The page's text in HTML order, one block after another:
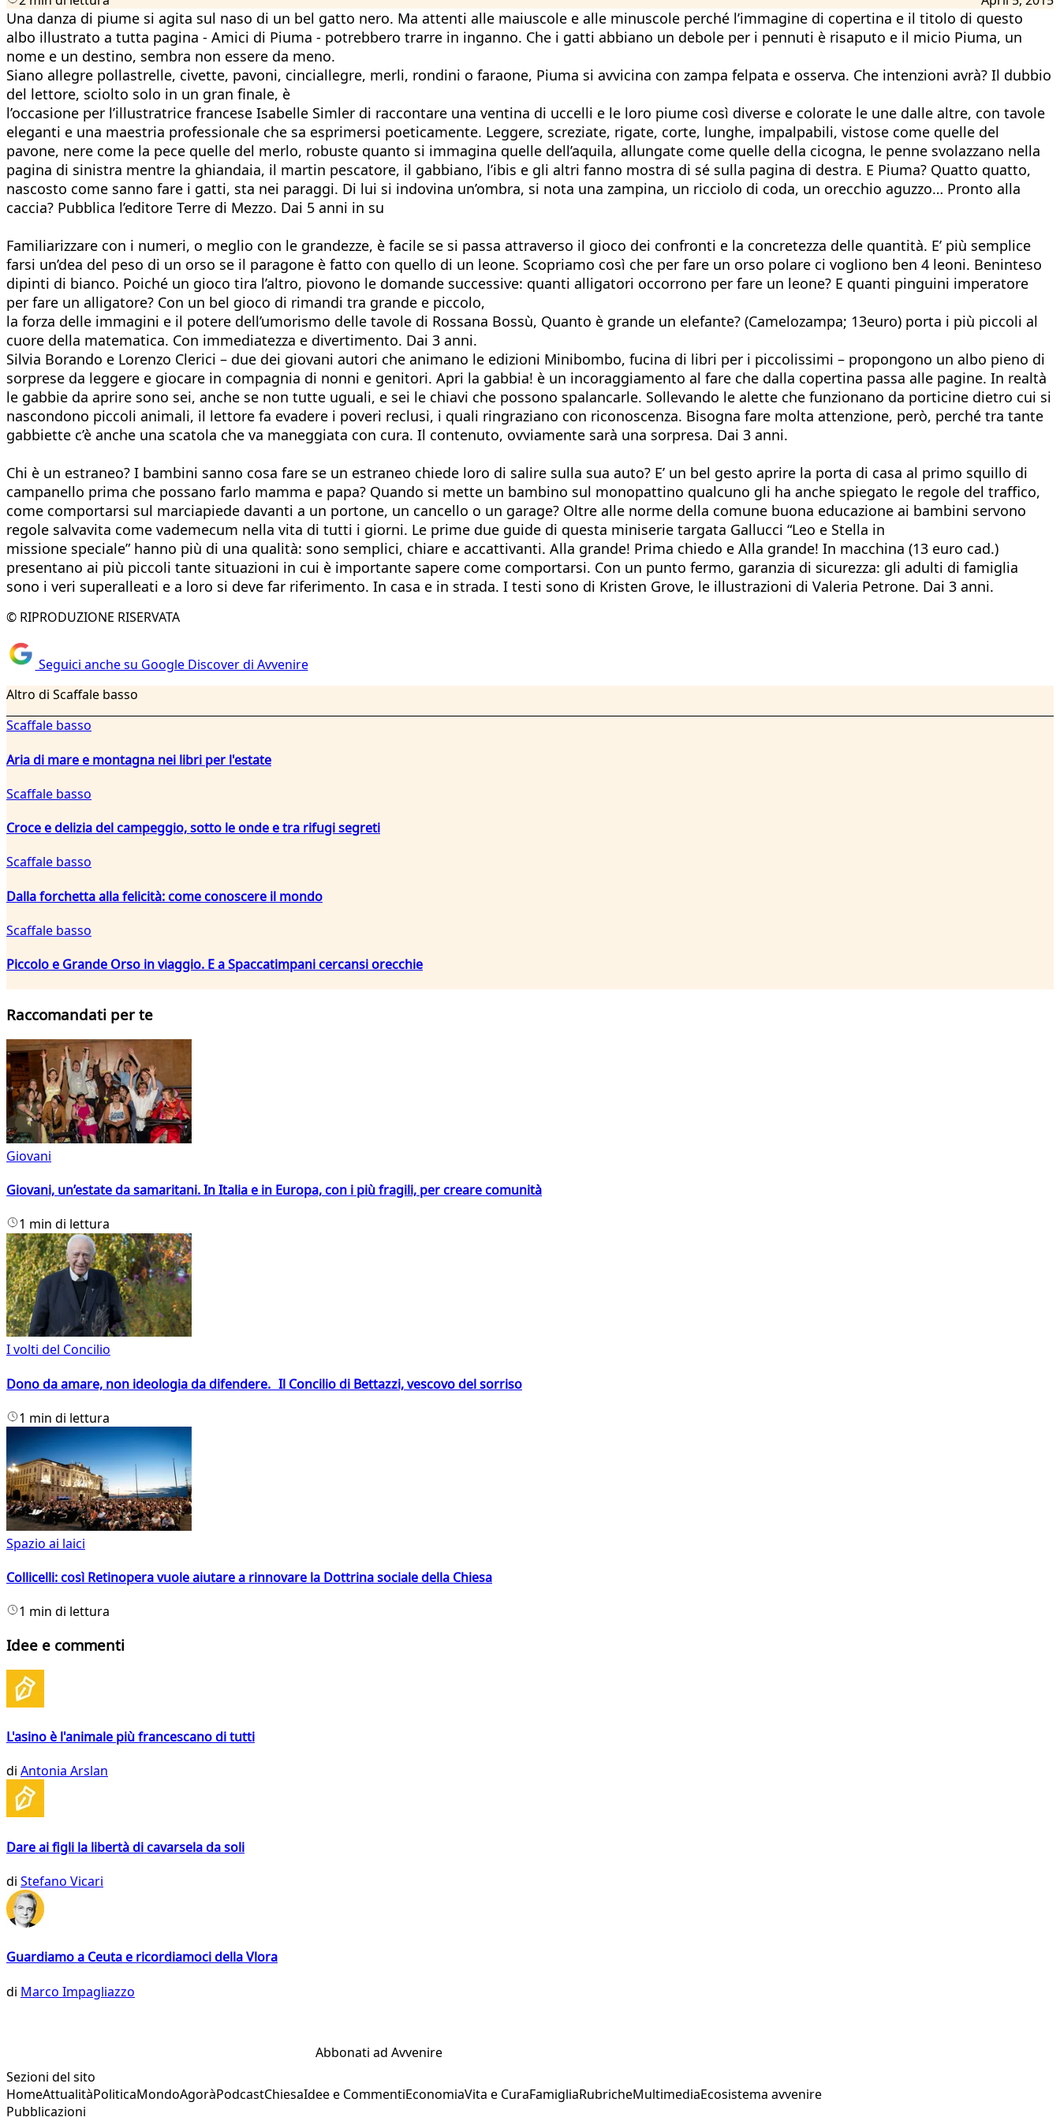
Una danza di piume si agita sul naso di un bel gatto nero. Ma attenti alle maiuscole e alle minuscole perché l’immagine di copertina e il titolo di questo
albo illustrato a tutta pagina - Amici di Piuma - potrebbero trarre in inganno. Che i gatti abbiano un debole per i pennuti è risaputo e il micio Piuma, un
nome e un destino, sembra non essere da meno.
Siano allegre pollastrelle, civette, pavoni, cinciallegre, merli, rondini o faraone, Piuma si avvicina con zampa felpata e osserva. Che intenzioni avrà? Il dubbio
del lettore, sciolto solo in un gran finale, è
l’occasione per l’illustratrice francese Isabelle Simler di raccontare una ventina di uccelli e le loro piume così diverse e colorate le une dalle altre, con tavole
eleganti e una maestria professionale che sa esprimersi poeticamente. Leggere, screziate, rigate, corte, lunghe, impalpabili, vistose come quelle del
pavone, nere come la pece quelle del merlo, robuste quanto si immagina quelle dell’aquila, allungate come quelle della cicogna, le penne svolazzano nella
pagina di sinistra mentre la ghiandaia, il martin pescatore, il gabbiano, l’ibis e gli altri fanno mostra di sé sulla pagina di destra. E Piuma? Quatto quatto,
nascosto come sanno fare i gatti, sta nei paraggi. Di lui si indovina un’ombra, si nota una zampina, un ricciolo di coda, un orecchio aguzzo… Pronto alla
caccia? Pubblica l’editore Terre di Mezzo. Dai 5 anni in su
Familiarizzare con i numeri, o meglio con le grandezze, è facile se si passa attraverso il gioco dei confronti e la concretezza delle quantità. E’ più semplice
farsi un’dea del peso di un orso se il paragone è fatto con quello di un leone. Scopriamo così che per fare un orso polare ci vogliono ben 4 leoni. Beninteso
dipinti di bianco. Poiché un gioco tira l’altro, piovono le domande successive: quanti alligatori occorrono per fare un leone? E quanti pinguini imperatore
per fare un alligatore? Con un bel gioco di rimandi tra grande e piccolo,
la forza delle immagini e il potere dell’umorismo delle tavole di Rossana Bossù, Quanto è grande un elefante? (Camelozampa; 13euro) porta i più piccoli al
cuore della matematica. Con immediatezza e divertimento. Dai 3 anni.
Silvia Borando e Lorenzo Clerici – due dei giovani autori che animano le edizioni Minibombo, fucina di libri per i piccolissimi – propongono un albo pieno di
sorprese da leggere e giocare in compagnia di nonni e genitori. Apri la gabbia! è un incoraggiamento al fare che dalla copertina passa alle pagine. In realtà
le gabbie da aprire sono sei, anche se non tutte uguali, e sei le chiavi che possono spalancarle. Sollevando le alette che funzionano da porticine dietro cui si
nascondono piccoli animali, il lettore fa evadere i poveri reclusi, i quali ringraziano con riconoscenza. Bisogna fare molta attenzione, però, perché tra tante
gabbiette c’è anche una scatola che va maneggiata con cura. Il contenuto, ovviamente sarà una sorpresa. Dai 3 anni.
Chi è un estraneo? I bambini sanno cosa fare se un estraneo chiede loro di salire sulla sua auto? E’ un bel gesto aprire la porta di casa al primo squillo di
campanello prima che possano farlo mamma e papa? Quando si mette un bambino sul monopattino qualcuno gli ha anche spiegato le regole del traffico,
come comportarsi sul marciapiede davanti a un portone, un cancello o un garage? Oltre alle norme della comune buona educazione ai bambini servono
regole salvavita come vademecum nella vita di tutti i giorni. Le prime due guide di questa miniserie targata Gallucci “Leo e Stella in
missione speciale” hanno più di una qualità: sono semplici, chiare e accattivanti. Alla grande! Prima chiedo e Alla grande! In macchina (13 euro cad.)
presentano ai più piccoli tante situazioni in cui è importante sapere come comportarsi. Con un punto fermo, garanzia di sicurezza: gli adulti di famiglia
sono i veri superalleati e a loro si deve far riferimento. In casa e in strada. I testi sono di Kristen Grove, le illustrazioni di Valeria Petrone. Dai 3 anni.
© RIPRODUZIONE RISERVATA
Seguici anche su Google Discover di Avvenire
Altro di Scaffale basso
Scaffale basso
Aria di mare e montagna nei libri per l'estate
Scaffale basso
Croce e delizia del campeggio, sotto le onde e tra rifugi segreti
Scaffale basso
Dalla forchetta alla felicità: come conoscere il mondo
Scaffale basso
Piccolo e Grande Orso in viaggio. E a Spaccatimpani cercansi orecchie
Raccomandati per te
Giovani
Giovani, un’estate da samaritani. In Italia e in Europa, con i più fragili, per creare comunità
1 min di lettura
I volti del Concilio
Dono da amare, non ideologia da difendere. Il Concilio di Bettazzi, vescovo del sorriso
1 min di lettura
Spazio ai laici
Collicelli: così Retinopera vuole aiutare a rinnovare la Dottrina sociale della Chiesa
1 min di lettura
Idee e commenti
L'asino è l'animale più francescano di tutti
di Antonia Arslan
Dare ai figli la libertà di cavarsela da soli
di Stefano Vicari
Guardiamo a Ceuta e ricordiamoci della Vlora
di Marco Impagliazzo
Abbonati ad Avvenire
Sezioni del sito
HomeAttualitàPoliticaMondoAgoràPodcastChiesaIdee e CommentiEconomiaVita e CuraFamigliaRubricheMultimediaEcosistema avvenire
Pubblicazioni